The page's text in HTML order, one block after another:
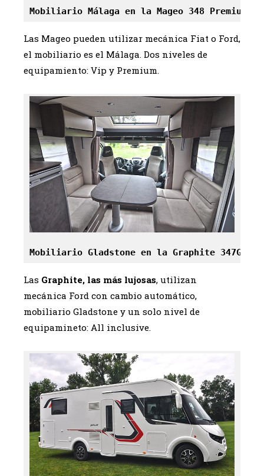
Mobiliario Málaga en la Mageo 348 Premium
Las Mageo pueden utilizar mecánica Fiat o Ford,
el mobiliario es el Málaga. Dos niveles de
equipamiento: Vip y Premium.
Mobiliario Gladstone en la Graphite 347GA
Las Graphite, las más lujosas, utilizan
mecánica Ford con cambio automático,
mobiliario Gladstone y un solo nivel de
equipamineto: All inclusive.